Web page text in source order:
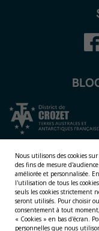
Nous utilisons des cookies
des fins de mesure
améliorée et personnalisée.
l'utilisation de tous les
seuls les cookies strictement
seront utilisés. Pour choisir
consentement à tout
« Cookies » en bas d'écran.
personnelles que nous